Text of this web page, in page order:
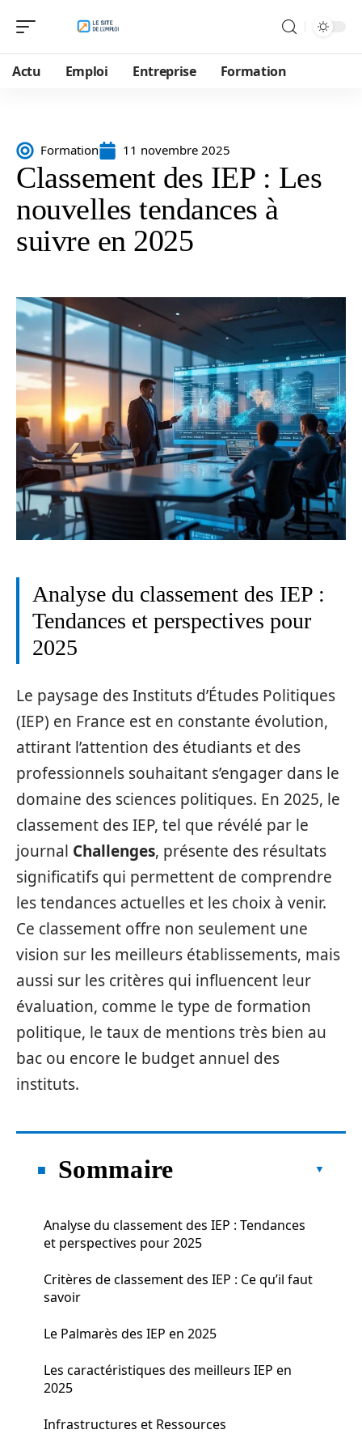
Actu Emploi Entreprise Formation
Formation 11 novembre 2025
Classement des IEP : Les
nouvelles tendances à
suivre en 2025
Analyse du classement des IEP :
Tendances et perspectives pour
2025
Le paysage des Instituts d’Études Politiques
(IEP) en France est en constante évolution,
attirant l’attention des étudiants et des
professionnels souhaitant s’engager dans le
domaine des sciences politiques. En 2025, le
classement des IEP, tel que révélé par le
journal Challenges, présente des résultats
significatifs qui permettent de comprendre
les tendances actuelles et les choix à venir.
Ce classement offre non seulement une
vision sur les meilleurs établissements, mais
aussi sur les critères qui influencent leur
évaluation, comme le type de formation
politique, le taux de mentions très bien au
bac ou encore le budget annuel des
instituts.
Sommaire
Analyse du classement des IEP : Tendances
et perspectives pour 2025
Critères de classement des IEP : Ce qu’il faut
savoir
Le Palmarès des IEP en 2025
Les caractéristiques des meilleurs IEP en
2025
Infrastructures et Ressources